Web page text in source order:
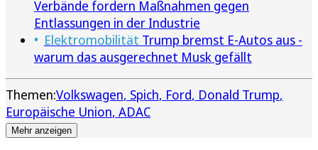
Verbände fordern Maßnahmen gegen
Entlassungen in der Industrie
Elektromobilität Trump bremst E-Autos aus -
warum das ausgerechnet Musk gefällt
Themen:Volkswagen Spich Ford Donald Trump
Europäische Union ADAC
Mehr anzeigen